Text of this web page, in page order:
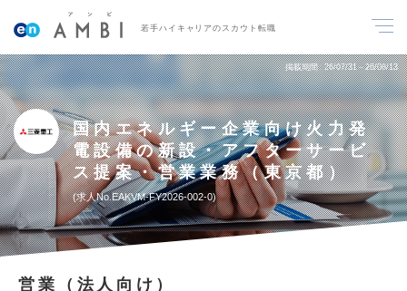
若手ハイキャリアのスカウト転職
掲載期間 26/07/31～26/08/13
国内エネルギー企業向け火力発
電設備の新設・アフターサービ
ス提案・営業業務（東京都）
求人No.EAKVM-FY2026-002-0
営業（法人向け）